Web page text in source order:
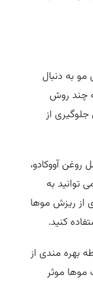
مو به دنبال
چند روش
جلوگیری از
آووکادو،
توانید به
از ریزش موها
کنید.
بهره‌ مندی از
موها موثر